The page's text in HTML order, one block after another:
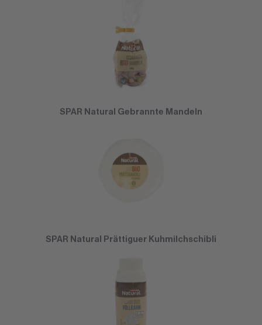
SPAR Natural Gebrannte Mandeln
SPAR Natural Prättiguer Kuhmilchschibli